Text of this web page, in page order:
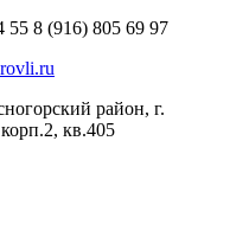
55 8 (916) 805 69 97
район, г.
кв.405